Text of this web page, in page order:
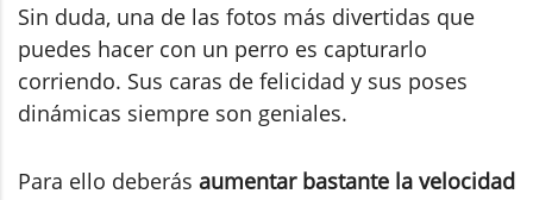
Sin duda, una de las fotos más divertidas que
puedes hacer con un perro es capturarlo
corriendo. Sus caras de felicidad y sus poses
dinámicas siempre son geniales.
Para ello deberás aumentar bastante la velocidad